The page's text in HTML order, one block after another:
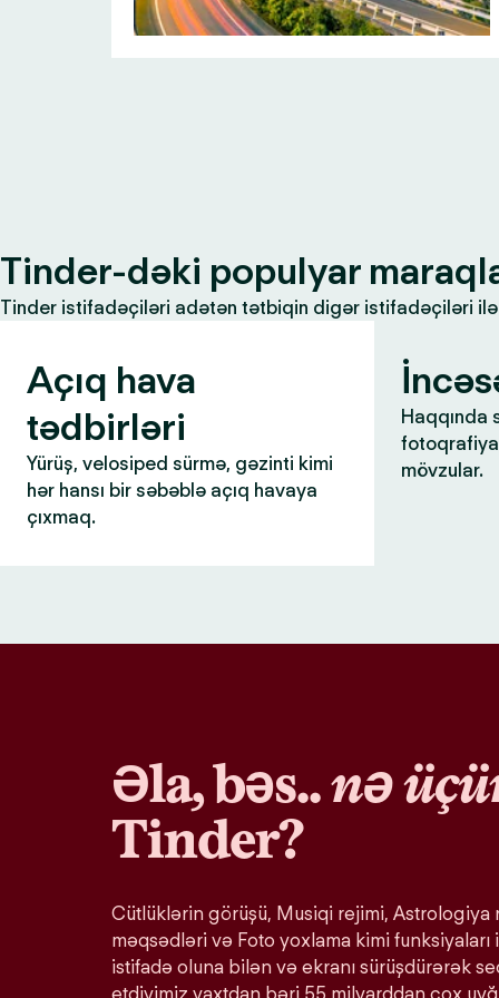
Tinder-dəki populyar
Tinder istifadəçiləri adətən tətbiqin digər istifadəçiləri ilə
Açıq hava
tədbirləri
Yürüş, velosiped sürmə, gəzinti kimi
hər hansı bir səbəblə açıq havaya
çıxmaq.
Haqqında
mövzular.
Əla, bəs..nə
Tinder?
Cütlüklərin görüşü, Musiqi rejimi, Astrologiya
məqsədləri və Foto yoxlama kimi funksiyaları
istifadə oluna bilən və ekranı sürüşdürərək
etdiyimiz vaxtdan bəri 55 milyarddan çox